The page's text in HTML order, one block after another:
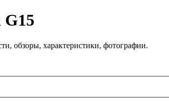
G15
обзоры, характеристики, фотографии.